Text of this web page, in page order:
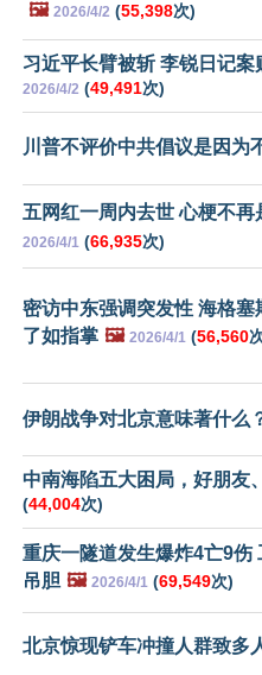
🖼️ 2026/4/2 (55,398次)
习近平长臂被斩 李锐日记
2026/4/2 (49,491次)
川普不评价中共倡议是因为
五网红一周内去世 心梗不再
2026/4/1 (66,935次)
密访中东强调突发性 海格塞
了如指掌 🖼️ 2026/4/1 (56,560
伊朗战争对北京意味著什么
中南海陷五大困局，好朋友
(44,004次)
重庆一隧道发生爆炸4亡9伤
吊胆 🖼️ 2026/4/1 (69,549次)
北京惊现铲车冲撞人群致多